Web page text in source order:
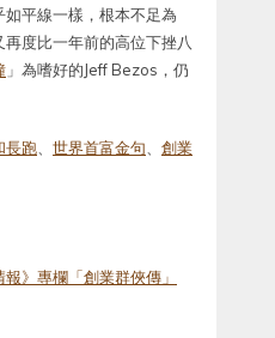
平線一樣，根本不足為
度比一年前的高位下挫八
」為嗜好的Jeff Bezos，仍
長跑、 世界首富金句、 創業
報》專欄「創業群俠傳」